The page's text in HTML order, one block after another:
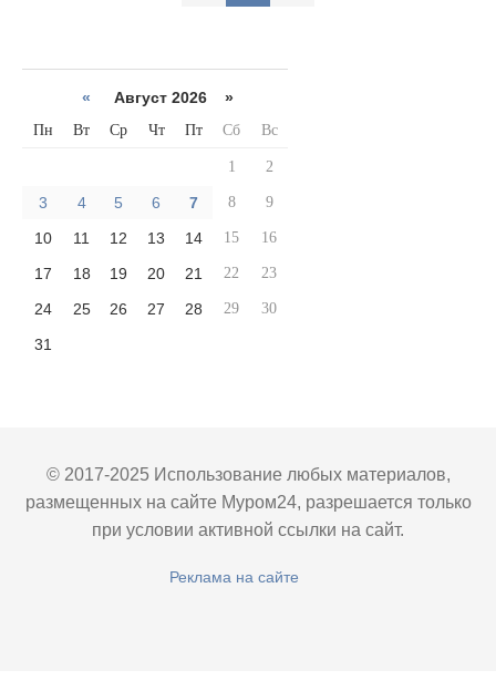
« Август 2026 »
Пн Вт Ср Чт Пт Сб Вс
1 2
3 4 5 6 7 8 9
10 11 12 13 14 15 16
17 18 19 20 21 22 23
24 25 26 27 28 29 30
31
© 2017-2025 Использование любых материалов,
размещенных на сайте Муром24, разрешается только
при условии активной ссылки на сайт.
Реклама на сайте